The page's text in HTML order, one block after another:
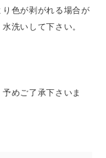
り色が剥がれる場合が
洗いして下さい。
めご了承下さいま